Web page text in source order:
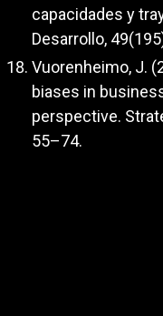
capacidades y
Desarrollo,
Vuorenheimo, J.
biases in
perspective.
55–74.